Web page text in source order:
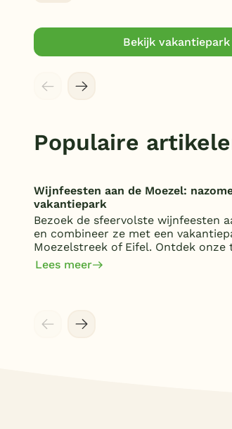
Bekijk vakantiepark
Populaire
Wijnfeesten aan de Moezel:
vakantiepark
Bezoek de sfeervolste wijnfeesten
en combineer ze met een
Moezelstreek of Eifel. Ontdek onze
Lees meer